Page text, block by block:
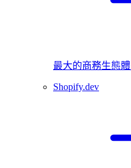
最大的商務生態
Shopify.dev